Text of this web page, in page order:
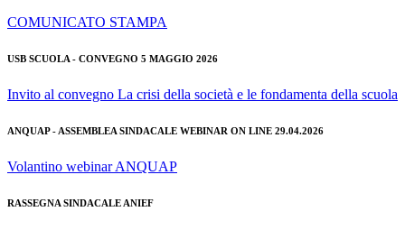
COMUNICATO STAMPA
USB SCUOLA - CONVEGNO 5 MAGGIO 2026
Invito al convegno La crisi della società e le fondamenta della scuola
ANQUAP - ASSEMBLEA SINDACALE WEBINAR ON LINE 29.04.2026
Volantino webinar ANQUAP
RASSEGNA SINDACALE ANIEF